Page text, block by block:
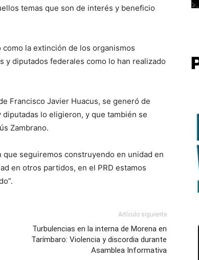
temas que son de interés y beneficio
la extinción de los organismos
y diputados federales como lo han realizado
Francisco Javier Huacus, se generó de
lo eligieron, y que también se
Zambrano.
seguiremos construyendo en unidad en
en otros partidos, en el PRD estamos
Artículo siguiente
Turbulencias en la interna de Morena en
Tarímbaro: Violencia y discordia durante
Asamblea Informativa